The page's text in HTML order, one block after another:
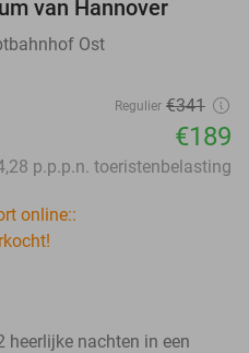
van Hannover
Ost
Regulier €341
€189
p.p.p.n. toeristenbelasting
online::
heerlijke nachten in een